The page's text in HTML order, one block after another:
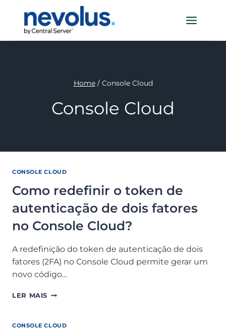
Conteúdo
Home / Console Cloud
Console Cloud
CONSOLE CLOUD
Como redefinir o token de
autenticação de dois fatores
no Console Cloud?
A redefinição do token de autenticação de dois
fatores (2FA) no Console Cloud permite gerar um
novo código…
LER MAIS COMO
TOKEN
CONSOLE CLOUD